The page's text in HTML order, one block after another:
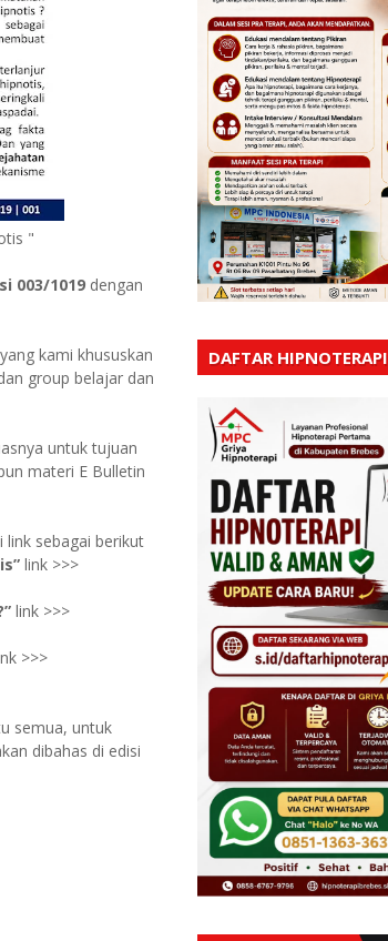
"
003/1019 dengan
kami khususkan
group belajar dan
untuk tujuan
materi E Bulletin
sebagai berikut
link >>>
link >>>
>>>
semua, untuk
dibahas di edisi
DAFTAR HIPNOTERAPI